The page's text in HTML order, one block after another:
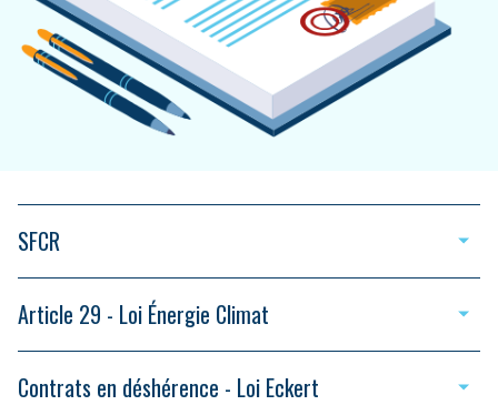
SFCR
Article 29 - Loi Énergie Climat
Contrats en déshérence - Loi Eckert